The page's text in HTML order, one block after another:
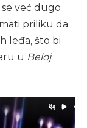
već dugo
priliku da
leđa, što bi
u Beloj